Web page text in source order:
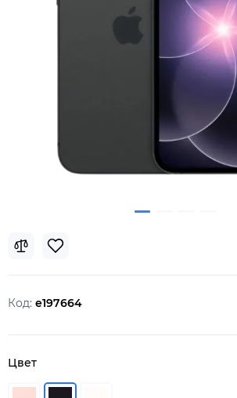
Код: e197664
Цвет